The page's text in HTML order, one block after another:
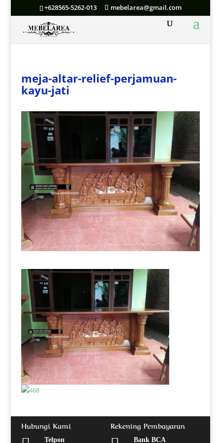
+628565-5262-013 mebelarea@gmail.com
meja-altar-relief-perjamuan-
kayu-jati
Hubungi Kami
Telpon
Rekening Pembayaran
Bank BCA